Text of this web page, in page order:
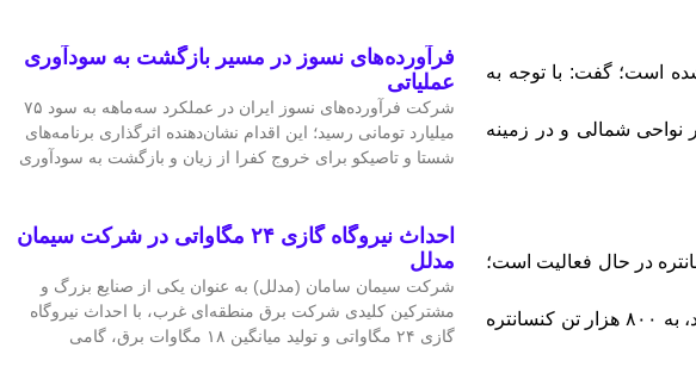
انجام شده است؛ گفت: با توجه به
نواحی شمالی و در زمینه
مجتمع با ظرفیت ۲۰۰ هزار تن کنسانتره در حال فعالیت است؛
عنوان کرد: با تکمیل سه فاز، ظرفیت تولید سالانه در معدن مهدی آباد، به ۸۰۰ هزار تن کنسانتره
فرآورده‌های نسوز در مسیر بازگشت به سودآوری
عملیاتی
شرکت فرآورده‌های نسوز ایران در عملکرد سه‌ماهه به سود ۷۵
میلیارد تومانی رسید؛ این اقدام نشان‌دهنده اثرگذاری برنامه‌های
شستا و تاصیکو برای خروج کفرا از زیان و بازگشت به سودآوری
احداث نیروگاه گازی ۲۴ مگاواتی در شرکت سیمان
مدلل
شرکت سیمان سامان (مدلل) به عنوان یکی از صنایع بزرگ و
مشترکین کلیدی شرکت برق منطقه‌ای غرب، با احداث نیروگاه
گازی ۲۴ مگاواتی و تولید میانگین ۱۸ مگاوات برق، گامی